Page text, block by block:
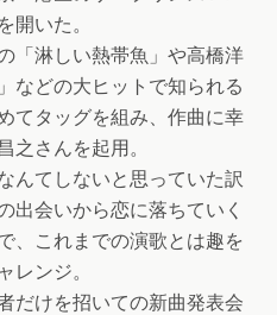
いた。
「淋しい熱帯魚」や高橋洋
などの大ヒットで知られる
てタッグを組み、作曲に幸
さんを起用。
んてしないと思っていた訳
出会いから恋に落ちていく
、これまでの演歌とは趣を
ンジ。
だけを招いての新曲発表会